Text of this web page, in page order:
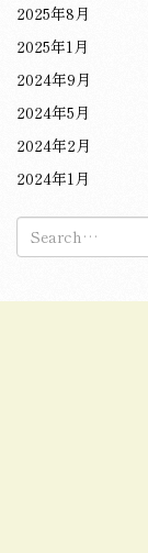
2025年8月
2025年1月
2024年9月
2024年5月
2024年2月
2024年1月
検
索: